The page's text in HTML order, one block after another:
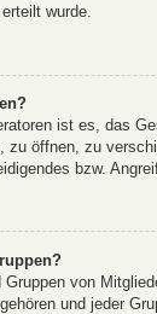
wurde.
ist es, das
zu öffnen, zu
bzw.
Gruppen von
und jeder